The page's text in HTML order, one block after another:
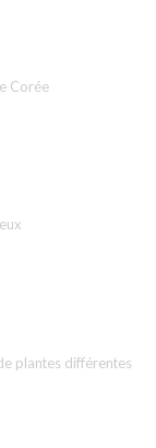
Corée
plantes différentes